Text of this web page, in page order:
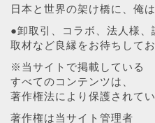
日本と世界の架け橋に、俺
●卸取引、コラボ、法人様、
取材など良縁をお待ちしてお
※当サイトで掲載している
すべてのコンテンツは、
著作権法により保護されてい
著作権は当サイト管理者